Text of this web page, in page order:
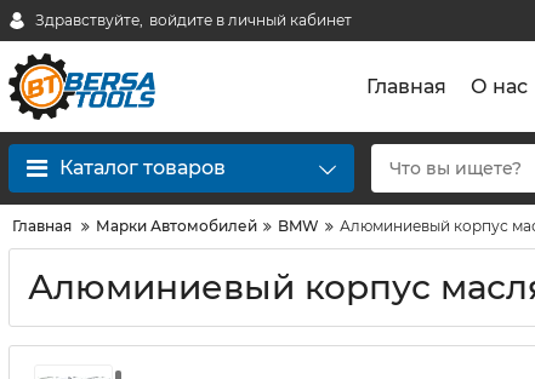
Здравствуйте, войдите в личный кабинет
Главная О нас
Каталог товаров
Главная Марки Автомобилей BMW Алюминиевый корпус
Алюминиевый корпус